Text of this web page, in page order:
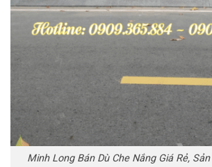
Minh Long Bán Dù Che Nắng Giá Rẻ,